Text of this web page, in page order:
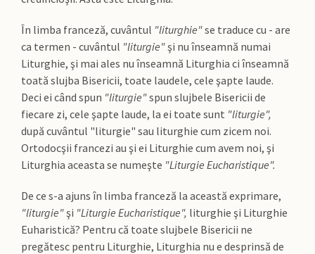
În limba franceză, cuvântul "liturghie"se traduce cu - are
ca termen - cuvântul "liturgie"şi nu înseamnă numai
Liturghie, şi mai ales nu înseamnă Liturghia ci înseamnă
toată slujba Bisericii, toate laudele, cele şapte laude.
Deci ei când spun "liturgie"spun slujbele Bisericii de
fiecare zi, cele şapte laude, la ei toate sunt "liturgie",
după cuvântul "liturgie" sau liturghie cum zicem noi.
Ortodocşii francezi au şi ei Liturghie cum avem noi, şi
Liturghia aceasta se numeşte "Liturgie Eucharistique".
De ce s-a ajuns în limba franceză la această exprimare,
"liturgie"şi "Liturgie Eucharistique", liturghie şi Liturghie
Euharistică? Pentru că toate slujbele Bisericii ne
pregătesc pentru Liturghie, Liturghia nu e desprinsă de